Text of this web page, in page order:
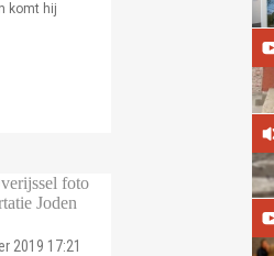
komt hij
2019 17:21